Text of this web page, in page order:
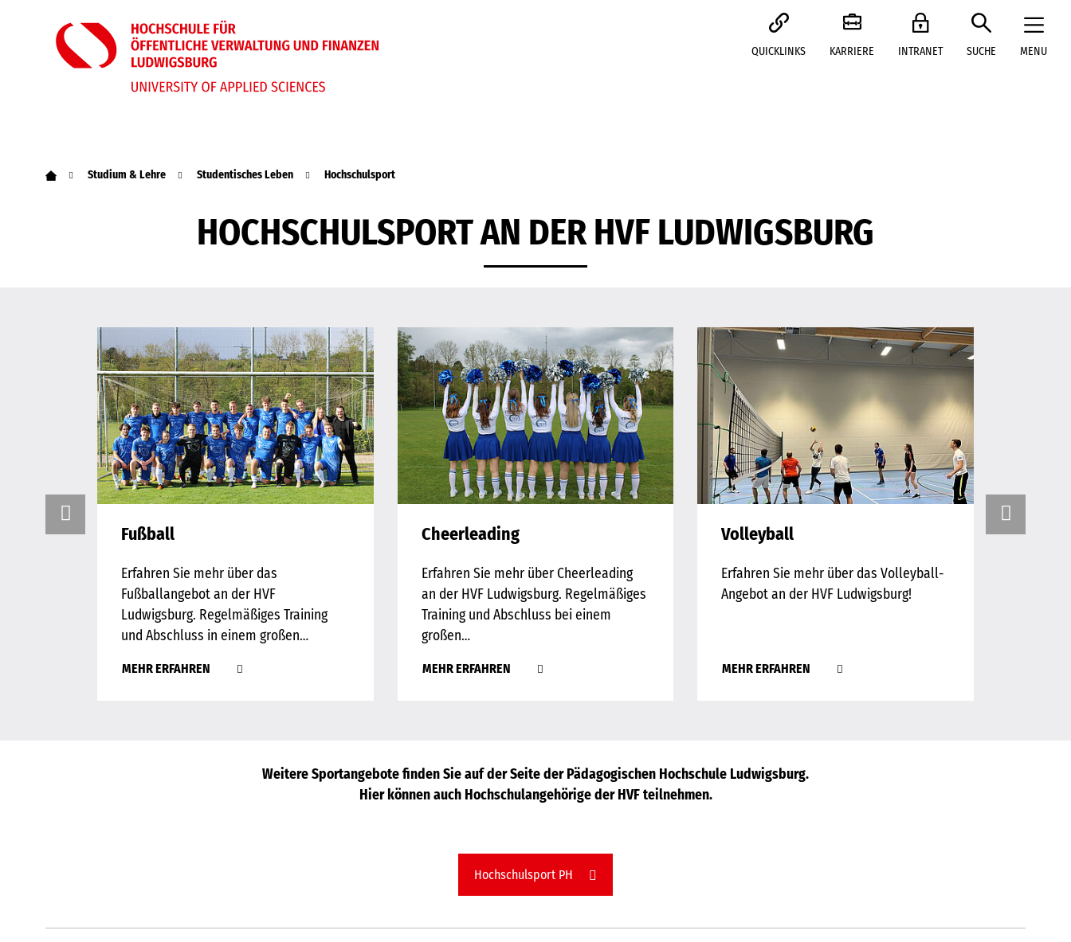
QUICKLINKS KARRIERE INTRANET SUCHE MENU
Studium & Lehre Studentisches Leben Hochschulsport
HOCHSCHULSPORT AN DER HVF LUDWIGSBURG
Fußball
Erfahren Sie mehr über das
Fußballangebot an der HVF
Ludwigsburg. Regelmäßiges Training
und Abschluss in einem großen…
MEHR ERFAHREN
Cheerleading
Erfahren Sie mehr über Cheerleading
an der HVF Ludwigsburg. Regelmäßiges
Training und Abschluss bei einem
großen…
MEHR ERFAHREN
Volleyball
Erfahren Sie mehr über das Volleyball-
Angebot an der HVF Ludwigsburg!
MEHR ERFAHREN
Yoga
Weitere Sportangebote finden Sie auf der Seite der Pädagogischen Hochschule Ludwigsburg.
Hier können auch Hochschulangehörige der HVF teilnehmen.
Hochschulsport PH